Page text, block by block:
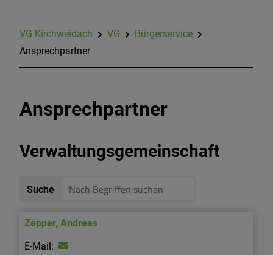
VG Kirchweidach VG
Bürgerservice
Ansprechpartner
Ansprechpartner
Verwaltungsgemeinschaft
Suche
Zepper, Andreas